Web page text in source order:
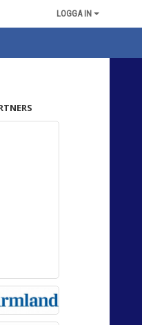
LOGGA IN